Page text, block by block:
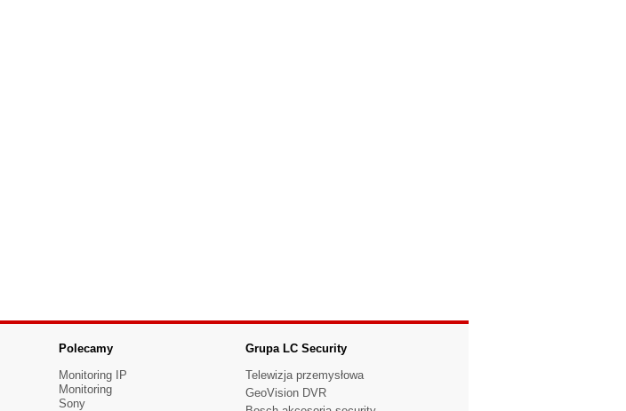
Polecamy
Monitoring IP
Monitoring
Sony
Grupa LC Security
Telewizja przemysłowa
GeoVision DVR